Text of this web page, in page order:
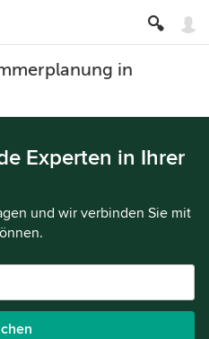
in
Experten in Ihrer
und wir verbinden Sie mit